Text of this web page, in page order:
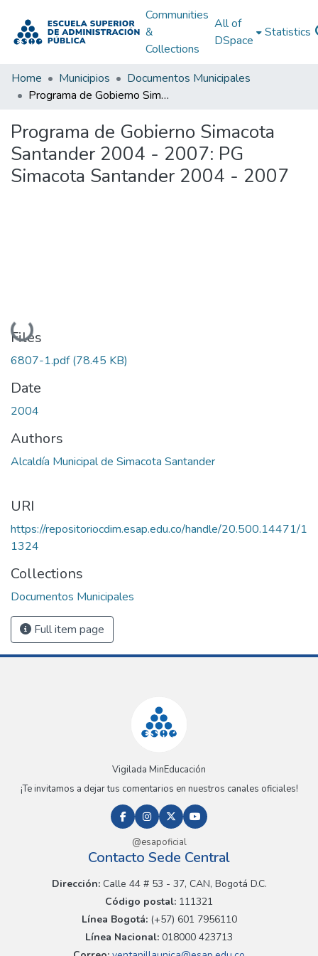
Communities
&
Collections
All of
DSpace
Statistics
Home Municipios
Documentos Municipales
Programa de Gobierno Simacota Santander 2004 - 2007: PG Simacota Santander 2004 - 2007
Programa de Gobierno Simacota
Santander 2004 - 2007: PG
Simacota Santander 2004 - 2007
Loading...
Files
6807-1.pdf(78.45 KB)
Date
2004
Authors
Alcaldía Municipal de Simacota Santander
URI
https://repositoriocdim.esap.edu.co/handle/20.500.14471/1
1324
Collections
Documentos Municipales
Full item page
Vigilada MinEducación
¡Te invitamos a dejar tus comentarios en nuestros canales oficiales!
@esapoficial
Contacto Sede Central
Dirección:Calle 44 # 53 - 37, CAN, Bogotá D.C.
Código postal: 111321
Línea Bogotá:(+57) 601 7956110
Línea Nacional: 018000 423713